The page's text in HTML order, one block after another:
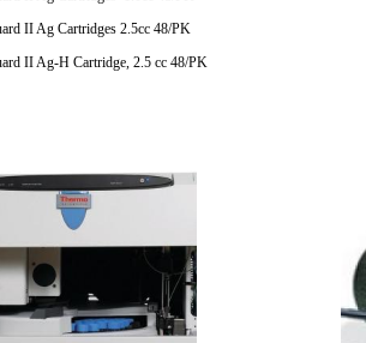
II Ag Cartridges 2.5cc 48/PK
II Ag-H Cartridge, 2.5 cc 48/PK